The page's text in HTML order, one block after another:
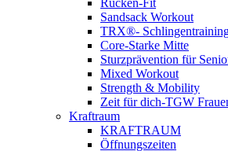
Rücken-Fit
Sandsack Workout
TRX®-
Core-Starke Mitte
Sturzprävention für
Mixed Workout
Strength & Mobility
Zeit für dich-TGW
Kraftraum
KRAFTRAUM
Öffnungszeiten